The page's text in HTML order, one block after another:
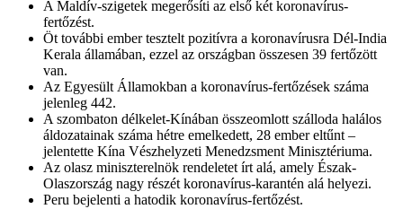
A Maldív-szigetek megerősíti az első két koronavírus-
fertőzést.
Öt további ember tesztelt pozitívra a koronavírusra Dél-India
Kerala államában, ezzel az országban összesen 39 fertőzött
van.
Az Egyesült Államokban a koronavírus-fertőzések száma
jelenleg 442.
A szombaton délkelet-Kínában összeomlott szálloda halálos
áldozatainak száma hétre emelkedett, 28 ember eltűnt –
jelentette Kína Vészhelyzeti Menedzsment Minisztériuma.
Az olasz miniszterelnök rendeletet írt alá, amely Észak-
Olaszország nagy részét koronavírus-karantén alá helyezi.
Peru bejelenti a hatodik koronavírus-fertőzést.